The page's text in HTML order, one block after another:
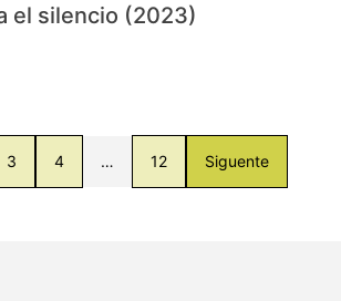
el silencio (2023)
3 4 … 12 Siguente